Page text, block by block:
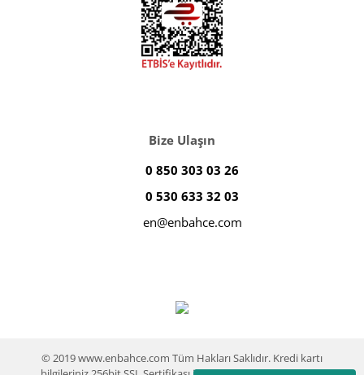
Bize Ulaşın
0 850 303 03 26
0 530 633 32 03
en@enbahce.com
© 2019 www.enbahce.com Tüm Hakları Saklıdır. Kredi kartı